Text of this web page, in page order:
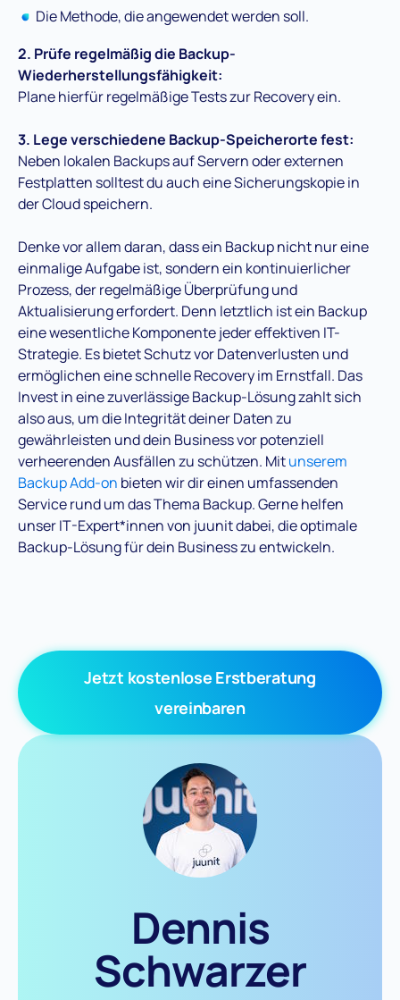
Die Methode, die angewendet werden soll.
2. Prüfe regelmäßig die Backup-
Wiederherstellungsfähigkeit:
Plane hierfür regelmäßige Tests zur Recovery ein.
3. Lege verschiedene Backup-Speicherorte fest:
Neben lokalen Backups auf Servern oder externen
Festplatten solltest du auch eine Sicherungskopie in
der Cloud speichern.
Denke vor allem daran, dass ein Backup nicht nur eine
einmalige Aufgabe ist, sondern ein kontinuierlicher
Prozess, der regelmäßige Überprüfung und
Aktualisierung erfordert. Denn letztlich ist ein Backup
eine wesentliche Komponente jeder effektiven IT-
Strategie. Es bietet Schutz vor Datenverlusten und
ermöglichen eine schnelle Recovery im Ernstfall. Das
Invest in eine zuverlässige Backup-Lösung zahlt sich
also aus, um die Integrität deiner Daten zu
gewährleisten und dein Business vor potenziell
verheerenden Ausfällen zu schützen. Mitunserem
Backup Add-on bieten wir dir einen umfassenden
Service rund um das Thema Backup. Gerne helfen
unser IT-Expert*innen von juunit dabei, die optimale
Backup-Lösung für dein Business zu entwickeln.
Jetzt kostenlose Erstberatung
vereinbaren
Dennis
Schwarzer